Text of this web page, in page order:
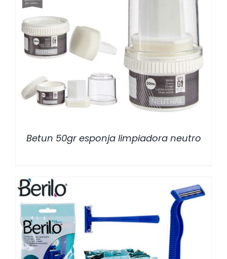
/ DETALLES
Betun 50gr esponja limpiadora neutro
/ DETALLES